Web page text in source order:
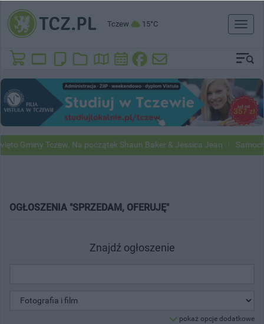
Tczew 15°C
Toggle
Gminy Tczew. Na początek Shaun Baker & Jessica Jean
OGŁOSZENIA "SPRZEDAM, OFERUJĘ"
Znajdź ogłoszenie
pokaż opcje dodatkowe